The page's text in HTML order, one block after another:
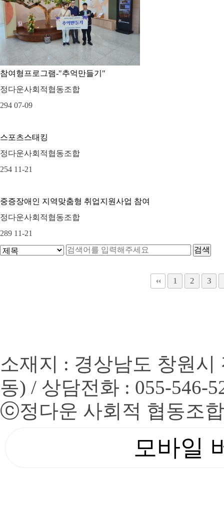
참여형프로그램-"추억만들기"
정다운사회적협동조합
294 07-09
스포츠스태킹
정다운사회적협동조합
254 11-21
중증장애인 지역맞춤형 취업지원사업 참여
정다운사회적협동조합
289 11-21
1 2 3
소재지 : 경상남도 창원시
동) / 상담전화 : 055-546-
ⓒ정다운 사회적 협동조합
모바일